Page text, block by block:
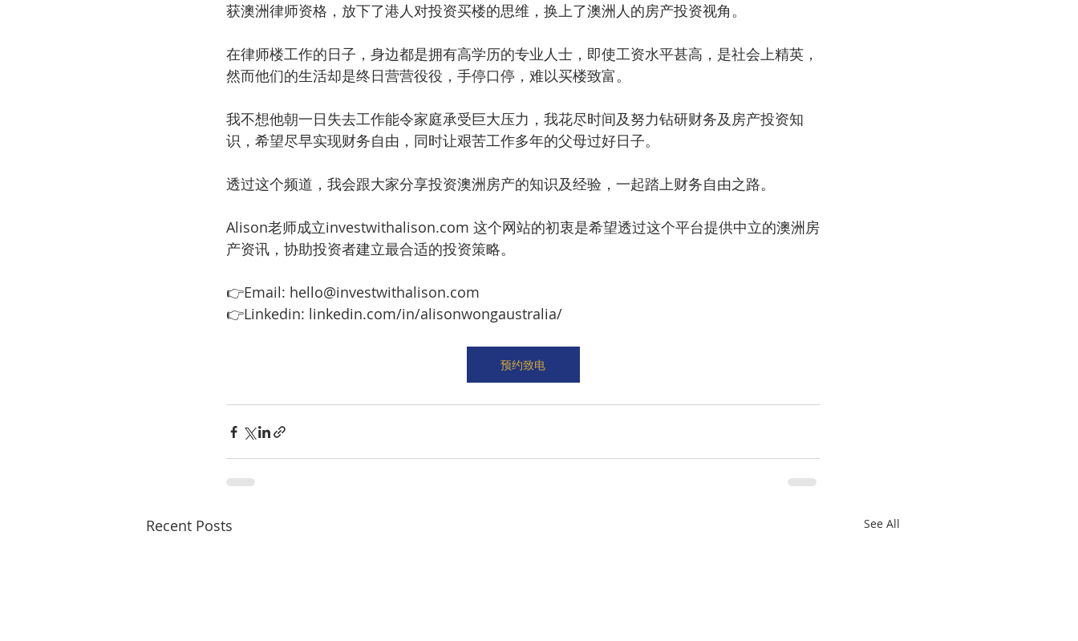
获澳洲律师资格，放下了港人对投资买楼的思维，换上了澳洲人的房产投资视角。
在律师楼工作的日子，身边都是拥有高学历的专业人士，即使工资水平甚高，是社会上精英，
然而他们的生活却是终日营营役役，手停口停，难以买楼致富。
我不想他朝一日失去工作能令家庭承受巨大压力，我花尽时间及努力钻研财务及房产投资知
识，希望尽早实现财务自由，同时让艰苦工作多年的父母过好日子。
透过这个频道，我会跟大家分享投资澳洲房产的知识及经验，一起踏上财务自由之路。
Alison老师成立investwithalison.com 这个网站的初衷是希望透过这个平台提供中立的澳洲房
产资讯，协助投资者建立最合适的投资策略。
👉Email: hello@investwithalison.com
👉Linkedin: linkedin.com/in/alisonwongaustralia/
预约致电
Recent Posts See All